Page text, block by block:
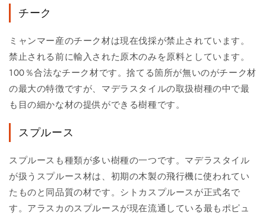
チーク
ミャンマー産のチーク材は現在伐採が禁止されています。
禁止される前に輸入された原木のみを原料としています。
100％合法なチーク材です。捨てる箇所が無いのがチーク材
の最大の特徴ですが、マデラスタイルの取扱樹種の中で最
も目の細かな材の提供ができる樹種です。
スプルース
スプルースも種類が多い樹種の一つです。マデラスタイル
が扱うスプルース材は、初期の木製の飛行機に使われてい
たものと同品質の材です。シトカスプルースが正式名で
す。アラスカのスプルースが現在流通している最もポピュ